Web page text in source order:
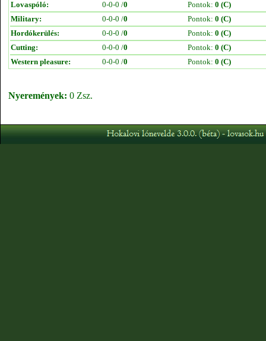
Lovaspóló:
0-0-0 /0 Pontok: 0 (C)
Military:
0-0-0 /0 Pontok: 0 (C)
Hordókerülés:
0-0-0 /0 Pontok: 0 (C)
Cutting:
0-0-0 /0 Pontok: 0 (C)
Western pleasure:
0-0-0 /0 Pontok: 0 (C)
Nyeremények: 0 Zsz.